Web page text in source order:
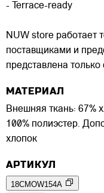
- Terrace-ready
NUW store работает
поставщиками и
представлена
МАТЕРИАЛ
Внешняя ткань: 67%
100% полиэстер.
хлопок
АРТИКУЛ
18CMOW154A